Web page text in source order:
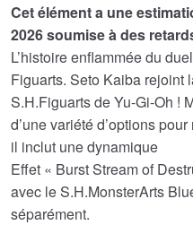
était :
€86.05.
est :
Cet élément a une
2026 soumise à des
L’histoire enflammée du
Figuarts. Seto Kaiba rejoint
S.H.Figuarts de Yu-Gi-Oh !
d’une variété d’options
il inclut une dynamique
Effet « Burst Stream of
avec le S.H.MonsterArts
séparément.